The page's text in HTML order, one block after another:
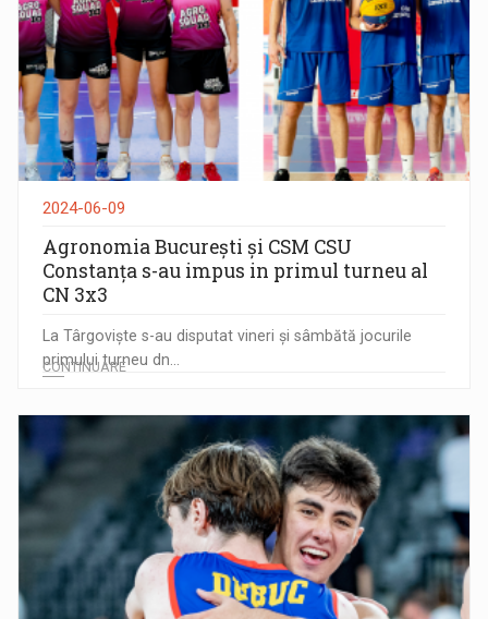
2024-06-09
Agronomia București și CSM CSU
Constanța s-au impus in primul turneu al
CN 3x3
La Târgoviște s-au disputat vineri și sâmbătă jocurile
primului turneu dn...
CONTINUARE